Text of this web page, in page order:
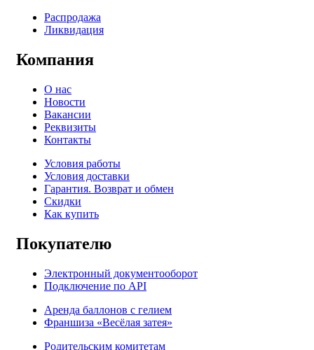
Распродажа
Ликвидация
Компания
О нас
Новости
Вакансии
Реквизиты
Контакты
Условия работы
Условия доставки
Гарантия. Возврат и обмен
Скидки
Как купить
Покупателю
Электронный документооборот
Подключение по API
Аренда баллонов с гелием
Франшиза «Весёлая затея»
Родительским комитетам